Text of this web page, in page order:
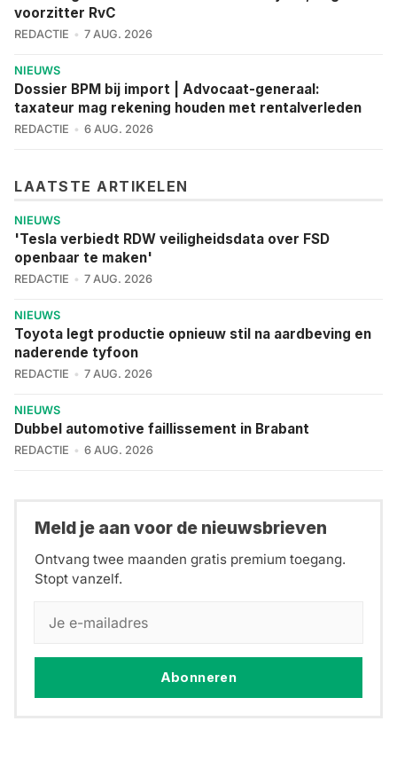
voorzitter RvC
REDACTIE 7 AUG. 2026
NIEUWS
Dossier BPM bij import | Advocaat-generaal:
taxateur mag rekening houden met rentalverleden
REDACTIE 6 AUG. 2026
LAATSTE ARTIKELEN
NIEUWS
'Tesla verbiedt RDW veiligheidsdata over FSD
openbaar te maken'
REDACTIE 7 AUG. 2026
NIEUWS
Toyota legt productie opnieuw stil na aardbeving en
naderende tyfoon
REDACTIE 7 AUG. 2026
NIEUWS
Dubbel automotive faillissement in Brabant
REDACTIE 6 AUG. 2026
Meld je aan voor de nieuwsbrieven
Ontvang twee maanden gratis premium toegang.
Stopt vanzelf.
Abonneren